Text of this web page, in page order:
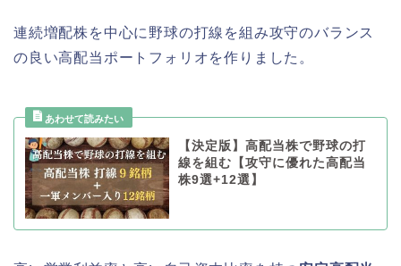
連続増配株を中心に野球の打線を組み攻守のバランス
の良い高配当ポートフォリオを作りました。
【決定版】高配当株で野球の打
線を組む【攻守に優れた高配当
株9選+12選】